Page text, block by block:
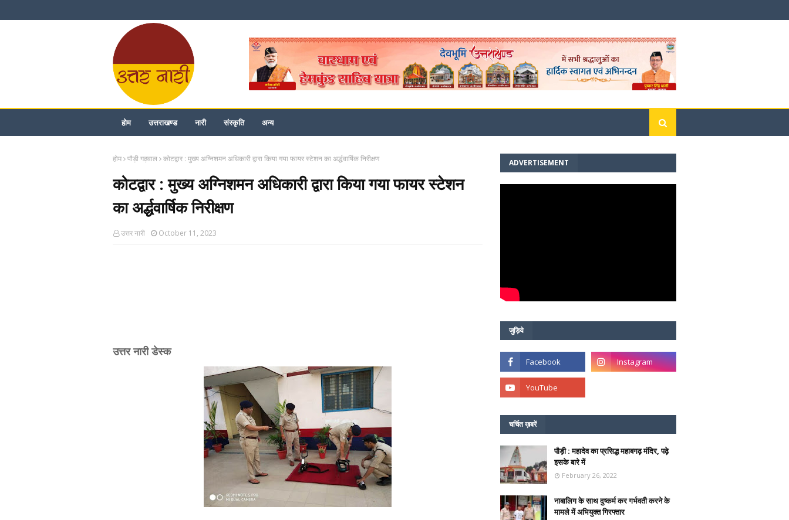
होम उत्तराखण्ड नारी संस्कृति अन्य
होम पौड़ी गढ़वाल कोटद्वार : मुख्य अग्निशमन अधिकारी द्वारा किया गया फायर स्टेशन का अर्द्धवार्षिक निरीक्षण
कोटद्वार : मुख्य अग्निशमन अधिकारी द्वारा किया गया फायर स्टेशन
का अर्द्धवार्षिक निरीक्षण
उत्तर नारी October 11, 2023
उत्तर नारी डेस्क
ADVERTISEMENT
जुड़िये
चर्चित ख़बरें
पौड़ी : महादेव का प्रसिद्ध महाबगढ़ मंदिर, पढ़े
इसके बारे में
February 26, 2022
नाबालिग के साथ दुष्कर्म कर गर्भवती करने के
मामले में अभियुक्त गिरफ्तार